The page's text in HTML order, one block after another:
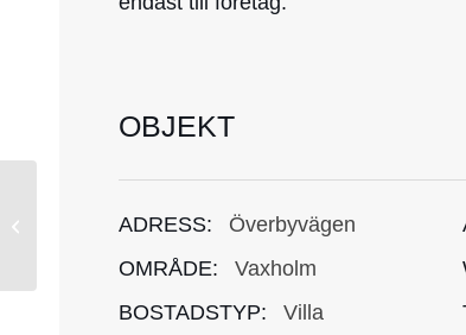
OBJEKT
ADRESS:
Överbyvägen
OMRÅDE:
Vaxholm
BOSTADSTYP:
Villa